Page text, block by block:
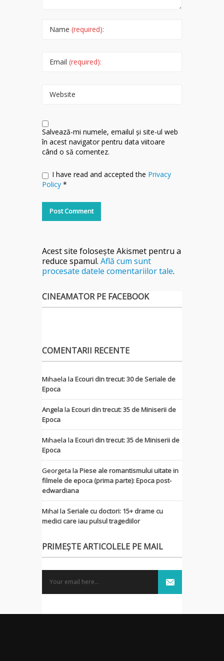
Name (required):
Email (required):
Website
Salvează-mi numele, emailul și site-ul web
în acest navigator pentru data viitoare
când o să comentez.
I have read and accepted the Privacy
Policy *
Acest site folosește Akismet pentru a
reduce spamul. Află cum sunt
procesate datele comentariilor tale.
CINEAMATOR PE FACEBOOK
COMENTARII RECENTE
Mihaela la Ecouri din trecut: 30 de Seriale de
Epoca
Angelala Ecouri din trecut: 35 de Miniserii de
Epoca
Mihaela la Ecouri din trecut: 35 de Miniserii de
Epoca
Georgeta la Piese ale romantismului uitate in
filmele de epoca (prima parte): Epoca post-
edwardiana
MihaI la Seriale cu doctori: 15+ drame cu
medici care iau pulsul tragediilor
PRIMEȘTE ARTICOLELE PE MAIL